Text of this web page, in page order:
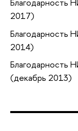
Благодарность
2017)
Благодарность
2014)
Благодарность
(декабрь 2013)